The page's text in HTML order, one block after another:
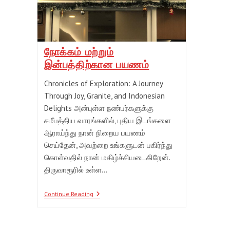
நோக்கம் மற்றும்
இன்பத்திற்கான பயணம்
Chronicles of Exploration: A Journey
Through Joy, Granite, and Indonesian
Delights அன்புள்ள நண்பர்களுக்கு
சமீபத்திய வாரங்களில், புதிய இடங்களை
ஆராய்ந்து நான் நிறைய பயணம்
செய்தேன், அவற்றை உங்களுடன் பகிர்ந்து
கொள்வதில் நான் மகிழ்ச்சியடைகிறேன்.
திருவாரூரில் உள்ள…
Continue Readingநோக்கம்